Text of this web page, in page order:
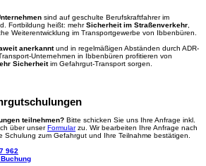
sind auf geschulte Berufskraftfahrer im
Fortbildung heißt: mehrSicherheit im Straßenverkehr,
Weiterentwicklung im Transportgewerbe von Ibbenbüren.
anerkanntund in regelmäßigen Abständen durch ADR-
Unternehmen in Ibbenbüren profitieren von
Sicherheitim Gefahrgut-Transport sorgen.
teilnehmen? Bitte schicken Sie uns Ihre Anfrage inkl.
über unserFormularzu. Wir bearbeiten Ihre Anfrage nach
zum Gefahrgut und Ihre Teilnahme bestätigen.
962